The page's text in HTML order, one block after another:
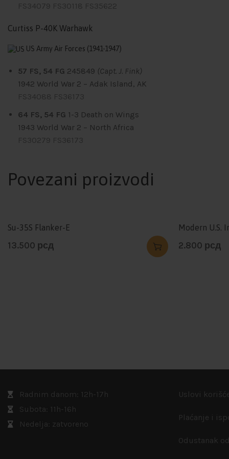
Curtiss P-40K Warhawk
US Army Air Forces (1941-1947)
57 FS, 54 FG 245849 (Capt. J. Fink)
1942 World War 2 – Adak Island, AK
64 FS, 54 FG 1-3 Death on Wings
1943 World War 2 – North Africa
Povezani proizvodi
Su-35S Flanker-E
13.500 рсд
Modern U.S.
2.800 рсд
Radnim danom: 12h-17h
Subota: 11h-16h
Nedelja: zatvoreno
Uslovi
Plaćanje i
Odustanak